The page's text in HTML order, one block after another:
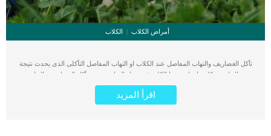
أمراض الكلاب الكلاب
تآكل الغضاريف والتهاب المفاصل عند الكلاب او التهاب المفاصل التآكلى الذى يحدث نتيجة
خلل او مشكلة ما يعانى منها الكلب فى جهاز المناعة. يعتبر تآكل الغضاريف والتهاب
المفاصل عند الكلاب مرض التهابي مناعي يصيب المفاصل، حيث يتآكل غضروف مفصل
الكلب (الغضروف المفصلي). كما انه في هذا المرض، يُعتقد أن المناعة الخلوية تهاجم
الغضروف المفصلي. تحدث هذه الحالة نتيجة الفهم الخاطئ للخلايا الخلوية الموجودة فى
اقرأ المزيد